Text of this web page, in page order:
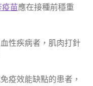
苗應在接種前穩重
性疾病者，肌肉打針
疫效能缺點的患者，